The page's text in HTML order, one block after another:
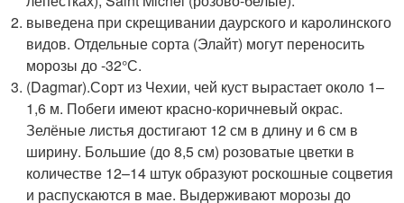
выведена при скрещивании даурского и каролинского
видов. Отдельные сорта (Элайт) могут переносить
морозы до -32°С.
(Dagmar).Сорт из Чехии, чей куст вырастает около 1–
1,6 м. Побеги имеют красно-коричневый окрас.
Зелёные листья достигают 12 см в длину и 6 см в
ширину. Большие (до 8,5 см) розоватые цветки в
количестве 12–14 штук образуют роскошные соцветия
и распускаются в мае. Выдерживают морозы до